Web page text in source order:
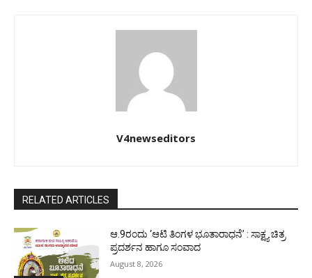
V4newseditors
RELATED ARTICLES
ಆ.9ರಂದು ‘ಆಟಿ ತಿಂಗಳ ಭೂತಾರಾಧನೆ’ : ಸಾಕ್ಷ್ಯ ಚಿತ್ರ
ಪ್ರದರ್ಶನ ಹಾಗೂ ಸಂವಾದ
August 8, 2026